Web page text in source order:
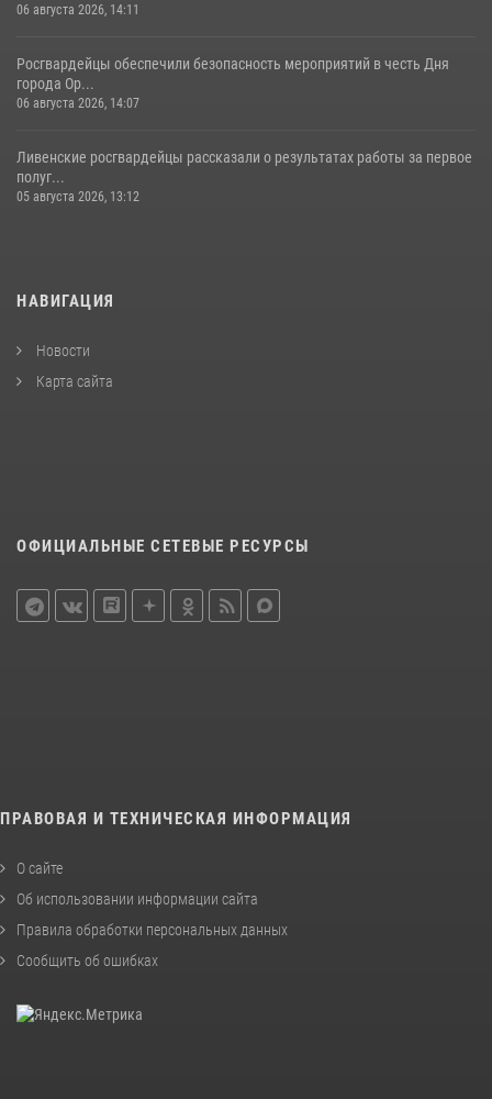
06 августа 2026, 14:11
Росгвардейцы обеспечили безопасность мероприятий в честь Дня
города Ор...
06 августа 2026, 14:07
Ливенские росгвардейцы рассказали о результатах работы за первое
полуг...
05 августа 2026, 13:12
НАВИГАЦИЯ
Новости
Карта сайта
ОФИЦИАЛЬНЫЕ СЕТЕВЫЕ РЕСУРСЫ
ПРАВОВАЯ И ТЕХНИЧЕСКАЯ ИНФОРМАЦИЯ
О сайте
Об использовании информации сайта
Правила обработки персональных данных
Сообщить об ошибках